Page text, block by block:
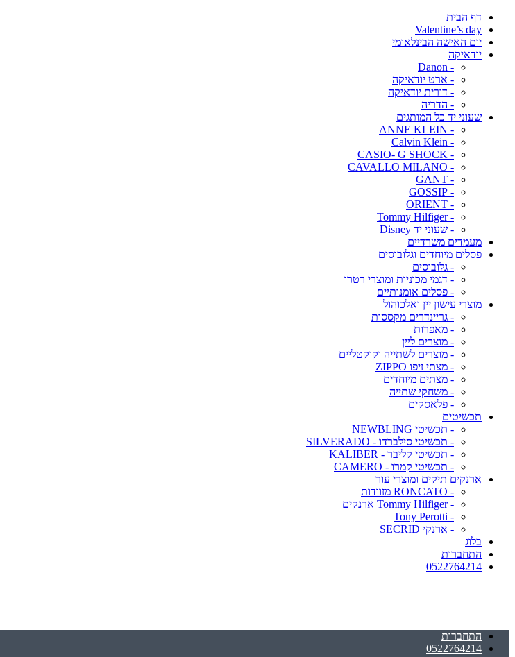
דף הבית
Valentine’s day
יום האישה הבינלאומי
יודאיקה
- Danon
- ארט יודאיקה
- דורית יודאיקה
- הדריה
שעוני יד כל המותגים
- ANNE KLEIN
- Calvin Klein
- CASIO- G SHOCK
- CAVALLO MILANO
- GANT
- GOSSIP
- ORIENT
- Tommy Hilfiger
- שעוני יד Disney
מעמדים משרדיים
פסלים מיוחדים וגלובוסים
- גלובוסים
- דגמי מכוניות ומוצרי רטרו
- פסלים אומנותיים
מוצרי עישון יין ואלכוהול
- גריינדרים מקססות
- מאפרות
- מוצרים ליין
- מוצרים לשתייה וקוקטליים
- מצתי זיפו ZIPPO
- מצתים מיוחדים
- משחקי שתייה
- פלאסקים
תכשיטים
- תכשיטי NEWBLING
- תכשיטי סילברדו - SILVERADO
- תכשיטי קליבר - KALIBER
- תכשיטי קמרו - CAMERO
ארנקים תיקים ומוצרי עור
- RONCATO מזוודות
- Tommy Hilfiger ארנקים
- Tony Perotti
- ארנקי SECRID
בלוג
התחברות
0522764214
התחברות
0522764214